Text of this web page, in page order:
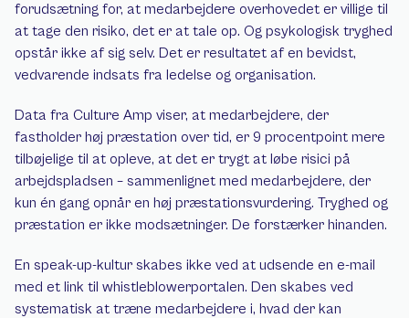
forudsætning for, at medarbejdere overhovedet er villige til
at tage den risiko, det er at tale op. Og psykologisk tryghed
opstår ikke af sig selv. Det er resultatet af en bevidst,
vedvarende indsats fra ledelse og organisation.
Data fra Culture Amp viser, at medarbejdere, der
fastholder høj præstation over tid, er 9 procentpoint mere
tilbøjelige til at opleve, at det er trygt at løbe risici på
arbejdspladsen – sammenlignet med medarbejdere, der
kun én gang opnår en høj præstationsvurdering. Tryghed og
præstation er ikke modsætninger. De forstærker hinanden.
En speak-up-kultur skabes ikke ved at udsende en e-mail
med et link til whistleblowerportalen. Den skabes ved
systematisk at træne medarbejdere i, hvad der kan